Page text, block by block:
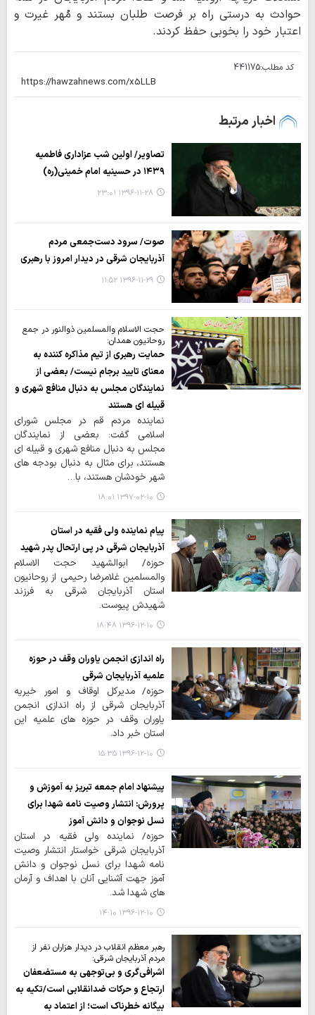
حوادث به درستی راه بر فرصت طلبان بستند و مُهر غیرت و
اعتبار خود را بخوبی حفظ کردند.
کد مطلب:441175
اخبار مرتبط
تصاویر/ اولین شب عزاداری فاطمیه
۱۴۳۹ در حسینیه امام خمینی(ره)
۱۳۹۶-۱۱-۲۸ ۲۳:۰۱
صوت/ سرود دست‌جمعی مردم
آذربایجان شرقی در دیدار امروز با رهبری
۱۳۹۶-۱۱-۲۹ ۱۱:۵۲
حجت الاسلام والمسلمین ذوالنور در جمع
روحانیون همدان:
حمایت رهبری از تیم مذاکره کننده به
معنای تایید برجام نیست/ بعضی از
نمایندگان مجلس به دنبال منافع شهری و
قبیله ای هستند
نماینده مردم قم در مجلس شورای
اسلامی گفت: بعضی از نمایندگان
مجلس به دنبال منافع شهری و قبیله ای
هستند، برای مثال به دنبال بودجه های
شهر خودشان هستند، با…
۱۳۹۷-۰۲-۱۰ ۱۸:۰۱
پیام نماینده ولی فقیه در استان
آذربایجان شرقی در پی ارتحال پدر شهید
حوزه/ ابوالشهید حجت الاسلام
والمسلمین غلامرضا رحیمی از روحانیون
استان آذربایجان شرقی به فرزند
شهیدش پیوست.
۱۳۹۶-۱۲-۱۰ ۱۸:۴۸
راه اندازی انجمن یاوران وقف در حوزه
علمیه آذربایجان شرقی
حوزه/ مدیرکل اوقاف و امور خیریه
آذربایجان شرقی از راه اندازی انجمن
یاوران وقف در حوزه های علمیه این
استان خبر داد.
۱۳۹۶-۱۲-۱۰ ۱۵:۳۵
پیشنهاد امام جمعه تبریز به آموزش و
پرورش: انتشار وصیت نامه شهدا برای
نسل نوجوان و دانش آموز
حوزه/ نماینده ولی فقیه در استان
آذربایجان شرقی خواستار انتشار وصیت
نامه شهدا برای نسل نوجوان و دانش
آموز جهت آشنایی آنان با اهداف و آرمان
های شهدا شد.
۱۳۹۶-۱۲-۱۰ ۱۴:۱۰
رهبر معظم انقلاب در دیدار هزاران نفر از
مردم آذربایجان شرقی:
اشرافی‌گری و بی‌توجهی به مستضعفان
ارتجاع و حرکات ضدانقلابی است/تکیه به
بیگانه خطرناک است؛ از اعتماد به